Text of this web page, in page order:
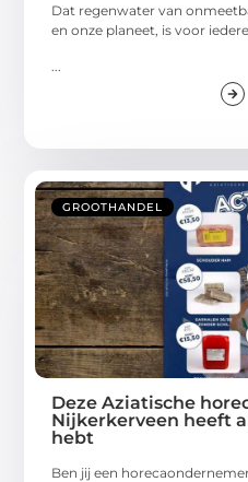
Dat regenwater van
en onze planeet, is voor
GROOTHANDEL
Deze Aziatische
Nijkerkerveen heeft
hebt
Ben jij een